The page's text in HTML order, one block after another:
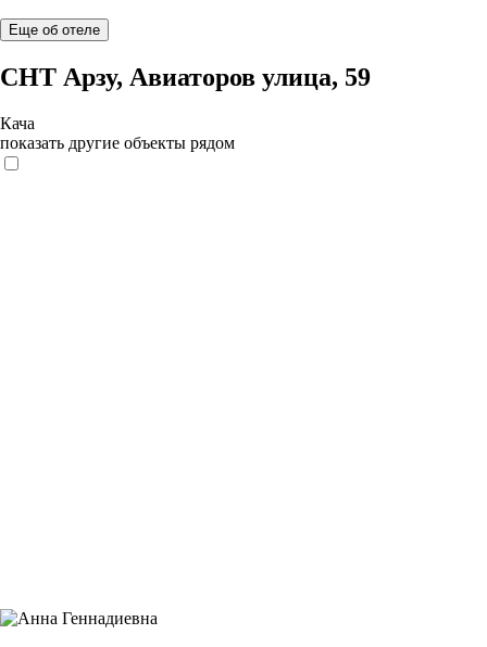
Еще об отеле
CНТ Арзу, Авиаторов улица, 59
Кача
показать другие объекты рядом